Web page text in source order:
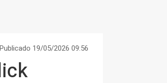
Publicado 19/05/2026 09:56